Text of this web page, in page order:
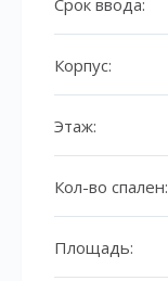
Корпус:
Этаж:
Кол-во спален:
Площадь: